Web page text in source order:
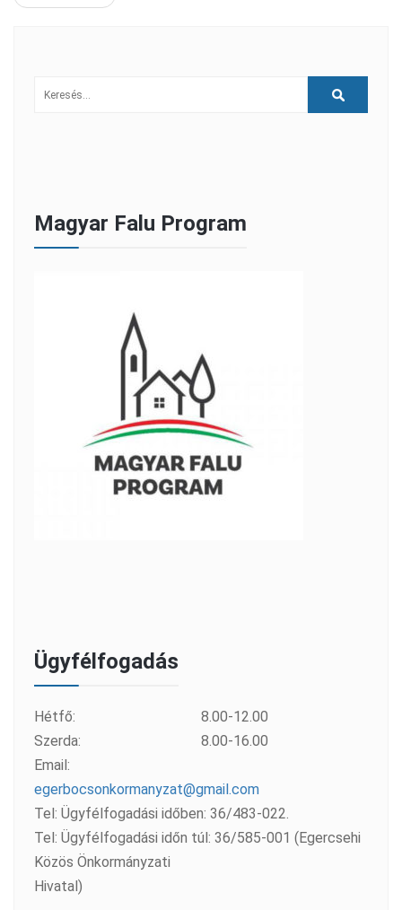
Magyar Falu Program
Ügyfélfogadás
Hétfő:
8.00-12.00
Szerda:
8.00-16.00
Email:
egerbocsonkormanyzat@gmail.com
Tel: Ügyfélfogadási időben: 36/483-022.
Tel: Ügyfélfogadási időn túl: 36/585-001 (Egercsehi
Közös Önkormányzati
Hivatal)